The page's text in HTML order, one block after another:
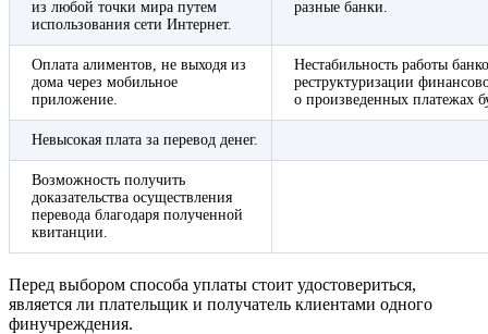
из любой точки мира путем
использования сети Интернет.
разные банки.
Оплата алиментов, не выходя из
дома через мобильное
приложение.
Нестабильность работы
реструктуризации
о произведенных платежах
Невысокая плата за перевод денег.
Возможность получить
доказательства осуществления
перевода благодаря полученной
квитанции.
Перед выбором способа уплаты стоит удостовериться,
является ли плательщик и получатель клиентами одного
финучреждения.